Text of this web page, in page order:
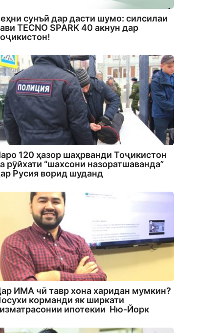
сунъӣ дар дасти шумо: силсилаи
TECNO SPARK 40 акнун дар
120 ҳазор шаҳрванди Тоҷикистон
рӯйхати “шахсони назоратшаванда”
Русия ворид шуданд
ИМА чӣ тавр хона харидан мумкин?
корманди як ширкати
ипотекии Ню-Йорк